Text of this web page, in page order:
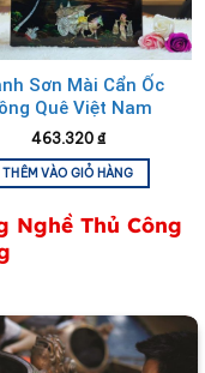
đen trắng
Sơn Mài Cẩn Ốc
Quê Việt Nam
TSM236-1
463.320 ₫
THÊM VÀO GIỎ HÀNG
Nghề Thủ Công